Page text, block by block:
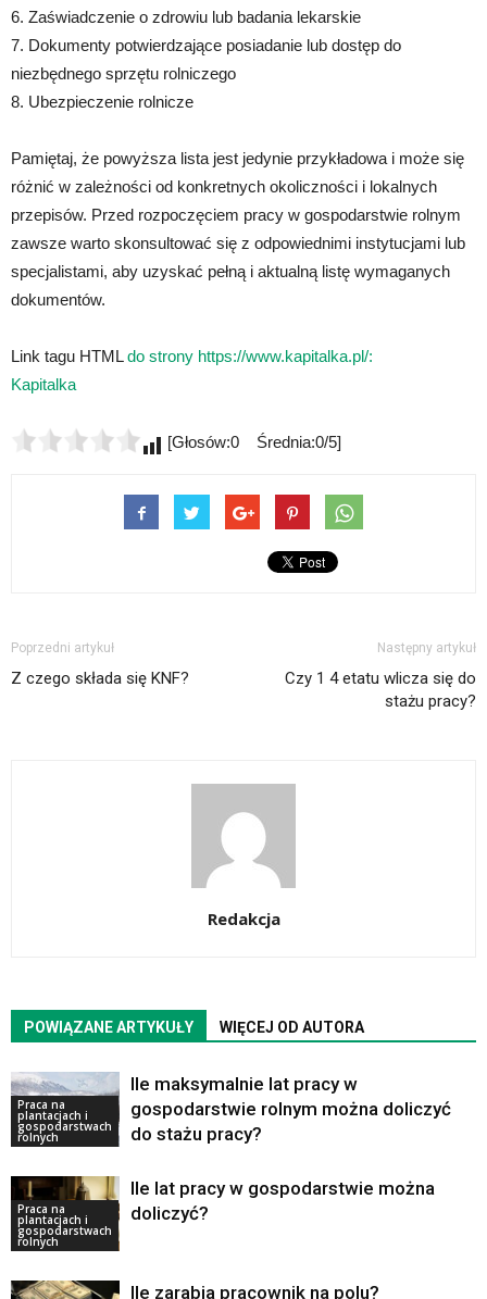
6. Zaświadczenie o zdrowiu lub badania lekarskie
7. Dokumenty potwierdzające posiadanie lub dostęp do
niezbędnego sprzętu rolniczego
8. Ubezpieczenie rolnicze
Pamiętaj, że powyższa lista jest jedynie przykładowa i może się
różnić w zależności od konkretnych okoliczności i lokalnych
przepisów. Przed rozpoczęciem pracy w gospodarstwie rolnym
zawsze warto skonsultować się z odpowiednimi instytucjami lub
specjalistami, aby uzyskać pełną i aktualną listę wymaganych
dokumentów.
Link tagu HTMLdo strony https://www.kapitalka.pl/:
Kapitalka
[Głosów:0 Średnia:0/5]
Poprzedni artykuł
Z czego składa się KNF?
Następny artykuł
Czy 1 4 etatu wlicza się do
stażu pracy?
Redakcja
POWIĄZANE ARTYKUŁY WIĘCEJ OD AUTORA
Praca na
plantacjach i
gospodarstwach
rolnych
Ile maksymalnie lat pracy w
gospodarstwie rolnym można doliczyć
do stażu pracy?
Praca na
plantacjach i
gospodarstwach
rolnych
Ile lat pracy w gospodarstwie można
doliczyć?
Ile zarabia pracownik na polu?